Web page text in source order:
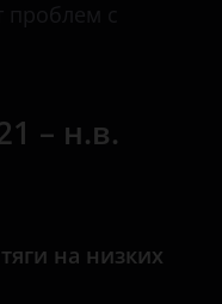
– н.в.
на низких